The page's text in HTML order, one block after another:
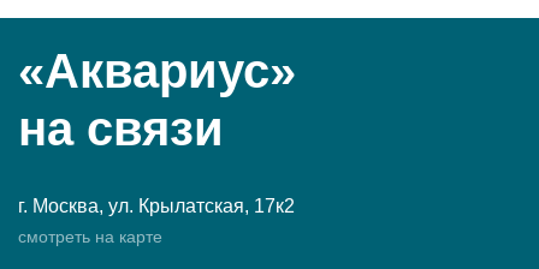
«Аквариус»
на связи
г. Москва, ул. Крылатская, 17к2
смотреть на карте